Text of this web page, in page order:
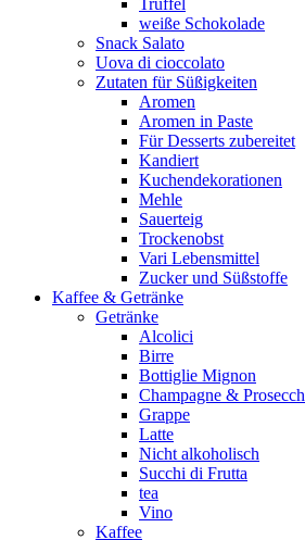
Trüffel
weiße Schokolade
Snack Salato
Uova di cioccolato
Zutaten für Süßigkeiten
Aromen
Aromen in Paste
Für Desserts zubereitet
Kandiert
Kuchendekorationen
Mehle
Sauerteig
Trockenobst
Vari Lebensmittel
Zucker und Süßstoffe
Kaffee & Getränke
Getränke
Alcolici
Birre
Bottiglie Mignon
Champagne &
Grappe
Latte
Nicht alkoholisch
Succhi di Frutta
tea
Vino
Kaffee